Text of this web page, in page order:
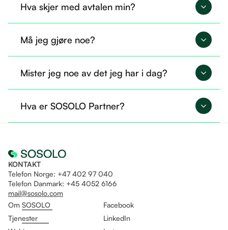
Hva skjer med avtalen min?
nøyaktig samme måte.
Må jeg gjøre noe?
overført, og du kan fortsette som før.
Mister jeg noe av det jeg har i dag?
bruker. I tillegg får du mulighet til å ta i bruk flere
Hva er SOSOLO Partner?
KONTAKT
Telefon Norge: +47 402 97 040
Telefon Danmark: +45 4052 6166
mail@sosolo.com
Om SOSOLO
Tjenester
Facebook
LinkedIn